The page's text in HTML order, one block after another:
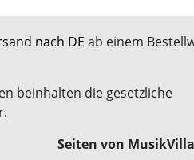
nach DE ab einem
beinhalten die gesetzliche
Seiten von